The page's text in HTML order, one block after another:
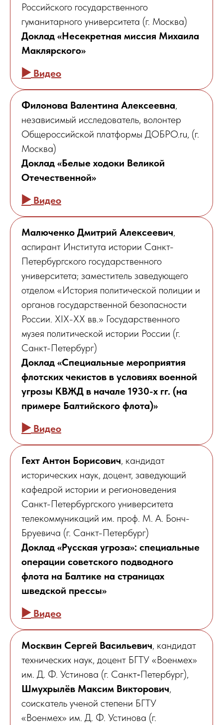
Российского государственного
гуманитарного университета (г. Москва)
Доклад «Несекретная миссия Михаила
Маклярского»
▶️ Видео
Филонова Валентина Алексеевна,
независимый исследователь, волонтер
Общероссийской платформы ДОБРО.ru, (г.
Москва)
Доклад «Белые ходоки Великой
Отечественной»
▶️ Видео
Малюченко Дмитрий Алексеевич,
аспирант Института истории Санкт-
Петербургского государственного
университета; заместитель заведующего
отделом «История политической полиции и
органов государственной безопасности
России. XIX-XX вв.» Государственного
музея политической истории России (г.
Санкт-Петербург)
Доклад «Специальные мероприятия
флотских чекистов в условиях военной
угрозы КВЖД в начале 1930-х гг. (на
примере Балтийского флота)»
▶️ Видео
Гехт Антон Борисович, кандидат
исторических наук, доцент, заведующий
кафедрой истории и регионоведения
Санкт-Петербургского университета
телекоммуникаций им. проф. М. А. Бонч-
Бруевича (г. Санкт-Петербург)
Доклад «Русская угроза»: специальные
операции советского подводного
флота на Балтике на страницах
шведской прессы»
▶️ Видео
Москвин Сергей Васильевич, кандидат
технических наук, доцент БГТУ «Военмех»
им. Д. Ф. Устинова (г. Санкт‑Петербург),
Шмухрылёв Максим Викторович,
соискатель ученой степени БГТУ
«Военмех» им. Д. Ф. Устинова (г.